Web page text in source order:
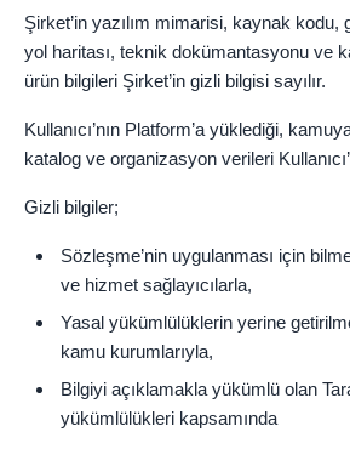
Şirket’in yazılım mimarisi, kaynak kodu,
yol haritası, teknik dokümantasyonu ve
ürün bilgileri Şirket’in gizli bilgisi sayılır.
Kullanıcı’nın Platform’a yüklediği,
katalog ve organizasyon verileri
Gizli bilgiler;
Sözleşme’nin uygulanması için
ve hizmet sağlayıcılarla,
Yasal yükümlülüklerin yerine
kamu kurumlarıyla,
Bilgiyi açıklamakla yükümlü olan
yükümlülükleri kapsamında